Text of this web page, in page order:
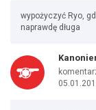
wypożyczyć Ryo,
naprawdę długa